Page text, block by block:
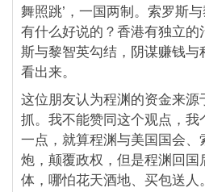
舞照跳’，一国两制。索罗斯
有什么好说的？香港有独立
斯与黎智英勾结，阴谋赚钱与
看出来。
这位朋友认为程渊的资金来
抓。我不能赞同这个观点，
一点，就算程渊与美国国会
炮，颠覆政权，但是程渊回
体，哪怕花天酒地、买包送